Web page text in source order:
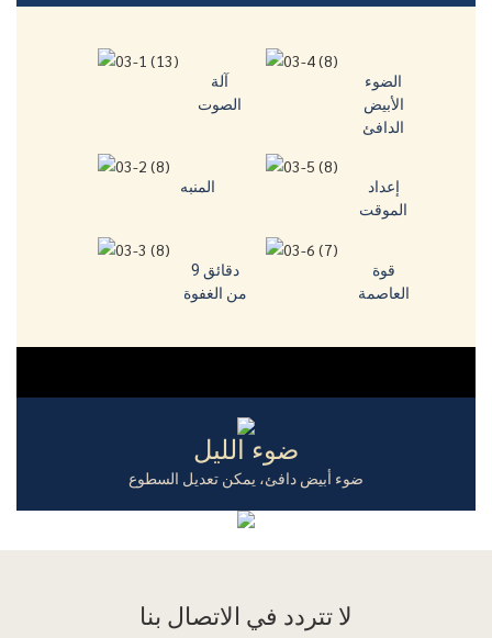
آلة
الصوت
الضوء
الأبيض
الدافئ
المنبه
إعداد
الموقت
9 دقائق
من الغفوة
قوة
العاصمة
ضوء الليل
ضوء أبيض دافئ، يمكن تعديل السطوع
لا تتردد في الاتصال بنا